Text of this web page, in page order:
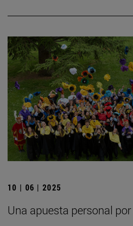
10 | 06 | 2025
Una apuesta personal